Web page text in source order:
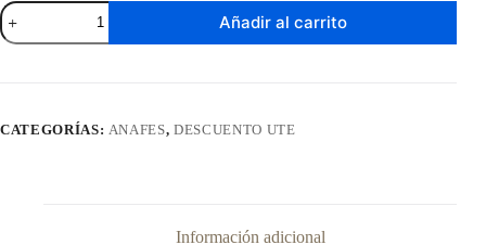
Anafe
De
Empotrar
cantidad
Añadir al carrito
CATEGORÍAS: ANAFES,DESCUENTO UTE
Información adicional